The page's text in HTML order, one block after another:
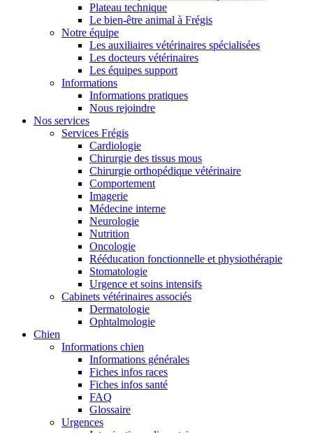
Plateau technique
Le bien-être animal à Frégis
Notre équipe
Les auxiliaires vétérinaires spécialisées
Les docteurs vétérinaires
Les équipes support
Informations
Informations pratiques
Nous rejoindre
Nos services
Services Frégis
Cardiologie
Chirurgie des tissus mous
Chirurgie orthopédique vétérinaire
Comportement
Imagerie
Médecine interne
Neurologie
Nutrition
Oncologie
Rééducation fonctionnelle et physiothérapie
Stomatologie
Urgence et soins intensifs
Cabinets vétérinaires associés
Dermatologie
Ophtalmologie
Chien
Informations chien
Informations générales
Fiches infos races
Fiches infos santé
FAQ
Glossaire
Urgences